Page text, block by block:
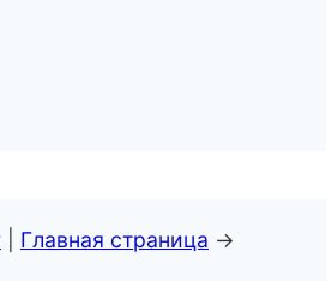
Главная страница →